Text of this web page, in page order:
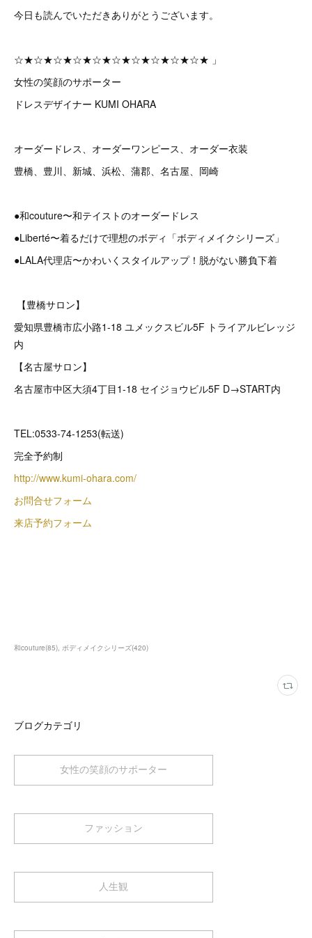
今日も読んでいただきありがとうございます。
☆★☆★☆★☆★☆★☆★☆★☆★☆★☆★ 」
女性の笑顔のサポーター
ドレスデザイナー KUMI OHARA
オーダードレス、オーダーワンピース、オーダー衣装
豊橋、豊川、新城、浜松、蒲郡、名古屋、岡崎
●和couture〜和テイストのオーダードレス
●Liberté〜着るだけで理想のボディ「ボディメイクシリーズ」
●LALA代理店〜かわいくスタイルアップ！脱がない勝負下着
【豊橋サロン】
愛知県豊橋市広小路1-18 ユメックスビル5F トライアルビレッジ
内
【名古屋サロン】
名古屋市中区大須4丁目1-18 セイジョウビル5F D→START内
TEL:0533-74-1253(転送)
完全予約制
http://www.kumi-ohara.com/
お問合せフォーム
来店予約フォーム
和couture(85) ボディメイクシリーズ(420)
ブログカテゴリ
女性の笑顔のサポーター
ファッション
人生観